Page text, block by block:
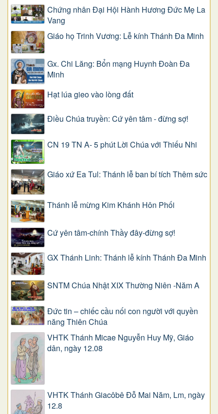
Chứng nhân Đại Hội Hành Hương Đức Mẹ La
Vang
Giáo họ Trinh Vương: Lễ kính Thánh Đa Minh
Gx. Chi Lăng: Bổn mạng Huynh Đoàn Đa
Minh
Hạt lúa gieo vào lòng đất
Điều Chúa truyền: Cứ yên tâm - đừng sợ!
CN 19 TN A- 5 phút Lời Chúa với Thiếu Nhi
Giáo xứ Ea Tul: Thánh lễ ban bí tích Thêm sức
Thánh lễ mừng Kim Khánh Hôn Phối
Cứ yên tâm-chính Thầy đây-đừng sợ!
GX Thánh Linh: Thánh lễ kính Thánh Đa Minh
SNTM Chúa Nhật XIX Thường Niên -Năm A
Đức tin – chiếc cầu nối con người với quyền
năng Thiên Chúa
VHTK Thánh Micae Nguyễn Huy Mỹ, Giáo
dân, ngày 12.08
VHTK Thánh Giacôbê Ðỗ Mai Năm, Lm, ngày
12.8